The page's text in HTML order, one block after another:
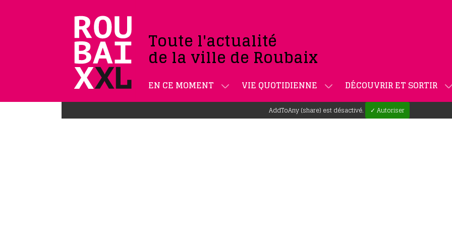
Toute l'actualité
de la ville de Roubaix
EN CE MOMENT VIE QUOTIDIENNE DÉCOUVRIR ET SORTIR
AddToAny (share) est désactivé. ✓ Autoriser